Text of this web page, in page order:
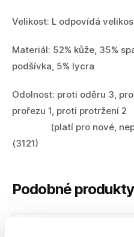
Velikost: L odpovídá
Materiál: 52% kůže, 35%
podšívka, 5% lycra
Odolnost: proti oděru 3,
prořezu 1, proti protržení 2
(platí pro nové,
(3121)
Podobné produkty